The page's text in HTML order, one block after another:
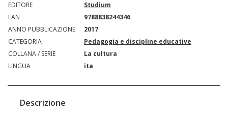
EDITORE
Studium
EAN
9788838244346
ANNO PUBBLICAZIONE
2017
CATEGORIA
Pedagogia e discipline educative
COLLANA / SERIE
La cultura
LINGUA
ita
Descrizione